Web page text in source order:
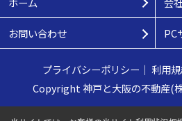
お問い合わせ PC
プライバシーポリシー ｜ 利用
Copyright 神戸と大阪の不動産(